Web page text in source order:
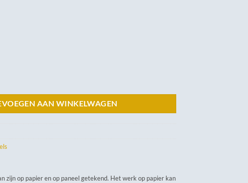
AAN WINKELWAGEN
zijn op papier en op paneel getekend. Het werk op papier kan